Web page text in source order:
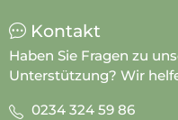
Kontakt
Haben Sie Fragen zu
Unterstützung? Wir
0234 324 59 86